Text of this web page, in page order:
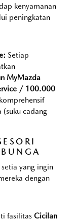
kenyamanan
peningkatan
Setiap
MyMazda
/ 100.000
cadang
yang ingin
dengan
fasilitasCicilan